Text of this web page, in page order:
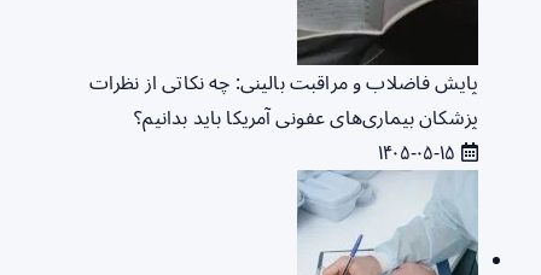
پایش فاضلاب و مراقبت بالینی: چه نکاتی از نظرات
پزشکان بیماری‌های عفونی آمریکا باید بدانیم؟